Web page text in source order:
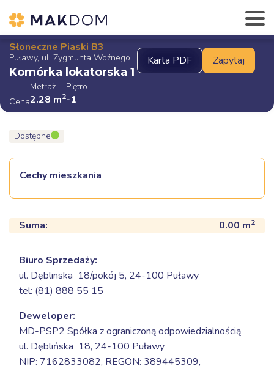
Słoneczne Piaski B3
Puławy, ul. Zygmunta Woźnego
Komórka lokatorska 1
Cena
Metraż
2.28 m2
Piętro
-1
Dostępne
Cechy mieszkania
Suma: 0.00 m2
Biuro Sprzedaży:
ul. Dęblinska 18/pokój 5, 24-100 Puławy
tel: (81) 888 55 15
Deweloper:
MD-PSP2 Spółka z ograniczoną odpowiedzialnością
ul. Dęblińska 18, 24-100 Puławy
NIP: 7162833082, REGON: 389445309,